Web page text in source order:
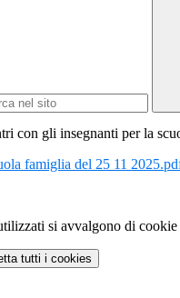
con gli insegnanti per la
famiglia del 25 11
si avvalgono di
tutti i cookies